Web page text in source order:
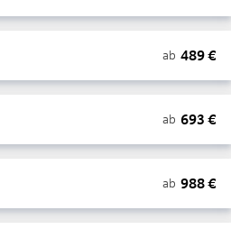
ab 489€
ab 693 €
ab 988€